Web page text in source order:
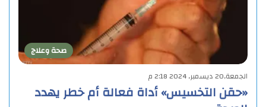
صحة وعلاج
الجمعة,20 ديسمبر, 2024 2:18 م
«حقن التخسيس» أداة فعالة أم خطر يهدد